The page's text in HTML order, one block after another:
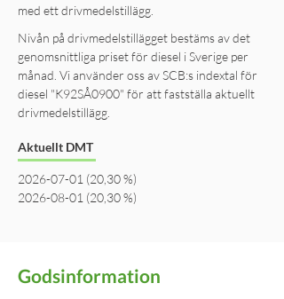
med ett drivmedelstillägg.
Nivån på drivmedelstillägget bestäms av det
genomsnittliga priset för diesel i Sverige per
månad. Vi använder oss av SCB:s indextal för
diesel "K92SÅ0900" för att fastställa aktuellt
drivmedelstillägg.
Aktuellt DMT
2026-07-01 (20 ,30 %)
2026-08-01 (20,30 %)
Godsinformation